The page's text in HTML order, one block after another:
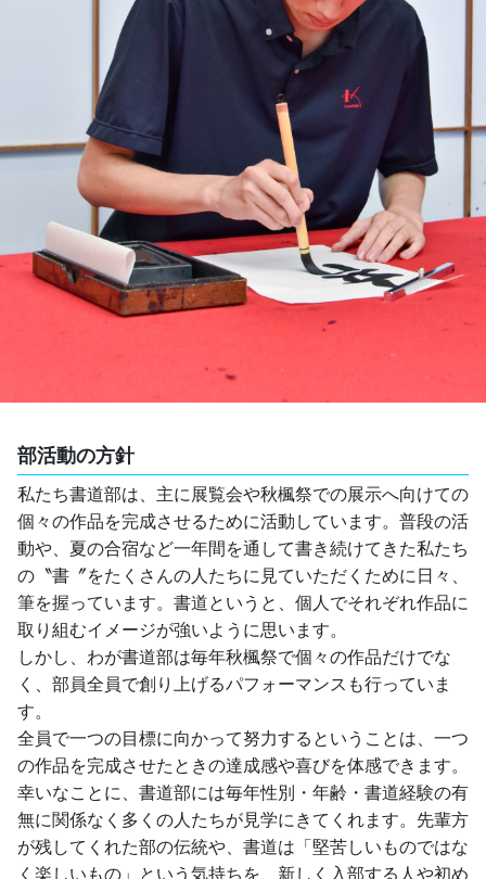
部活動の方針
私たち書道部は、主に展覧会や秋楓祭での展示へ向けての
個々の作品を完成させるために活動しています。普段の活
動や、夏の合宿など一年間を通して書き続けてきた私たち
の〝書〞をたくさんの人たちに見ていただくために日々、
筆を握っています。書道というと、個人でそれぞれ作品に
取り組むイメージが強いように思います。
しかし、わが書道部は毎年秋楓祭で個々の作品だけでな
く、部員全員で創り上げるパフォーマンスも行っていま
す。
全員で一つの目標に向かって努力するということは、一つ
の作品を完成させたときの達成感や喜びを体感できます。
幸いなことに、書道部には毎年性別・年齢・書道経験の有
無に関係なく多くの人たちが見学にきてくれます。先輩方
が残してくれた部の伝統や、書道は「堅苦しいものではな
く楽しいもの」という気持ちを、新しく入部する人や初め